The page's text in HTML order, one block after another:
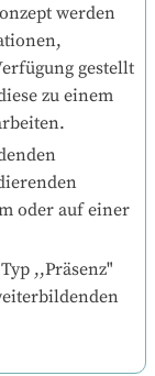
werden
gestellt
zu einem
oder auf einer
,,Präsenz"